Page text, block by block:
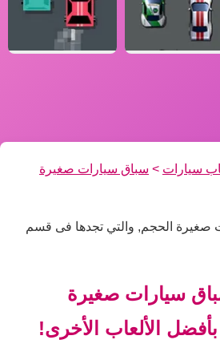
سيارات > سباق سيارات صغيرة
صغيرة الحجم, والتي تجدها فى قسم
سيارات صغيرة
الألعاب الأخرى!